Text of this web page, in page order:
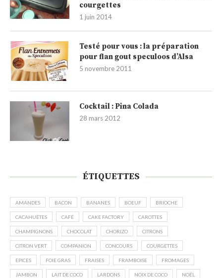
courgettes
1 juin 2014
Testé pour vous : la préparation
pour flan gout speculoos d’Alsa
5 novembre 2011
Cocktail : Pina Colada
28 mars 2012
ÉTIQUETTES
AMANDES BACON BANANES BOEUF BRIOCHE
CACAHUÈTES CAFÉ CAKE FACTORY CAROTTES
CHAMPIGNONS CHOCOLAT CHORIZO CITRONS
CITRON VERT COMPANION CONCOURS COURGETTES
EPICES FOIE GRAS FRAISES FRAMBOISE FROMAGES
JAMBON LAIT DE COCO LARDONS NOIX DE COCO NOËL